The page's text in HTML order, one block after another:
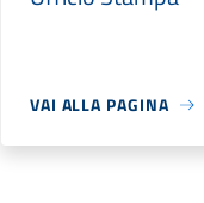
VAI ALLA PAGINA